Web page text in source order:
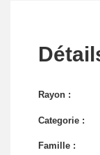
Rayon :
Categorie :
Famille :